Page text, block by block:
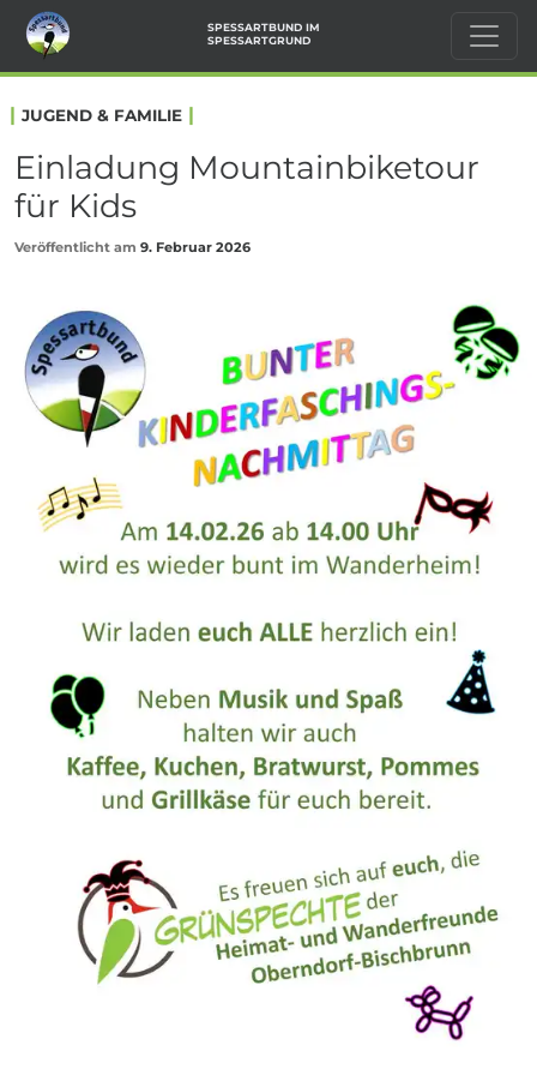
SPESSARTBUND IM
SPESSARTGRUND
| JUGEND & FAMILIE |
Einladung Mountainbiketour
für Kids
Veröffentlicht am 9. Februar 2026